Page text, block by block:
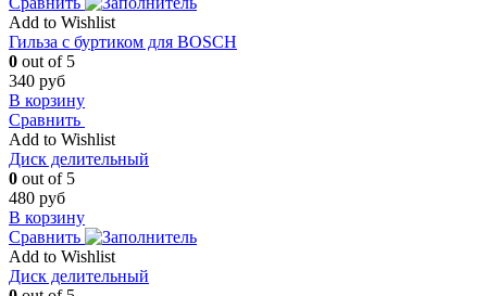
Add to Wishlist
Гильза с буртиком для BOSCH
0 out of 5
340 руб
В корзину
Сравнить
Add to Wishlist
Диск делительный
0 out of 5
480 руб
В корзину
Сравнить
Add to Wishlist
Диск делительный